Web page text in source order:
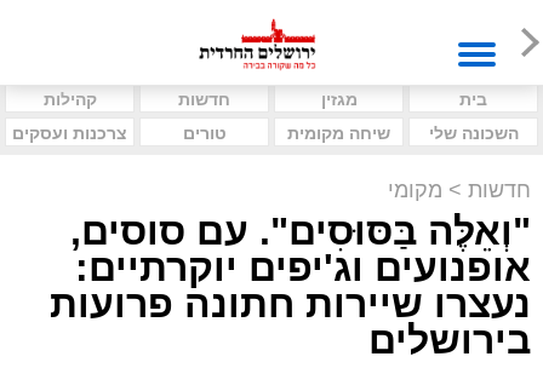
בית מגזין חדשות
קהילות
השכונה שלי
שיחה מקומית טורים צרכנות ועסקים
חדשות > מקומי
"וְאֵלֶּה בַּסּוּסִים". עם סוסים,
אופנועים וג'יפים יוקרתיים:
נעצרו שיירות חתונה פרועות
בירושלים